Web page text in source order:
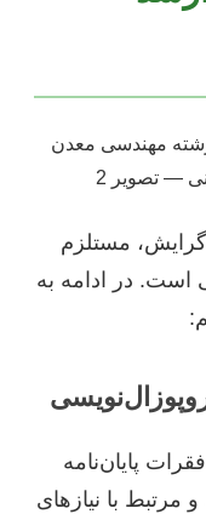
مستلزم
است. در ادامه به
پایان‌نامه
مرتبط با نیازهای